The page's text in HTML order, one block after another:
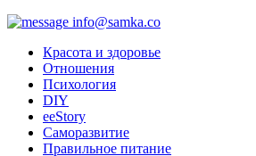
info@samka.co
Красота и здоровье
Отношения
Психология
DIY
ееStory
Саморазвитие
Правильное питание